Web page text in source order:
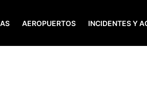
AEROPUERTOS INCIDENTES Y